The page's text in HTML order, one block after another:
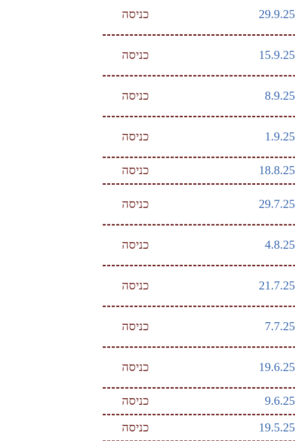
29.9.25 כניסה
15.9.25 כניסה
8.9.25 כניסה
1.9.25 כניסה
18.8.25 כניסה
29.7.25 כניסה
4.8.25 כניסה
21.7.25 כניסה
7.7.25 כניסה
19.6.25 כניסה
9.6.25 כניסה
19.5.25 כניסה